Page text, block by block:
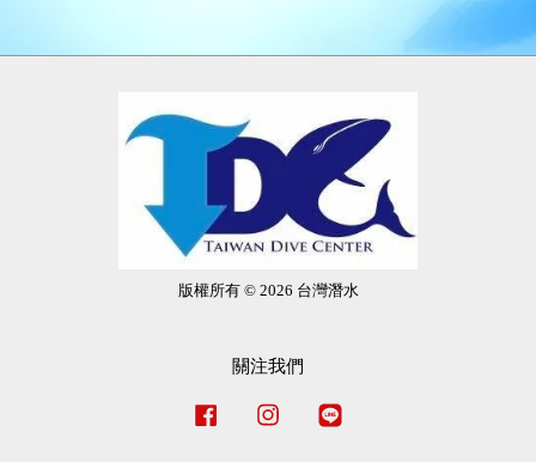
版權所有 © 2026 台灣潛水
關注我們
Facebook Instagram